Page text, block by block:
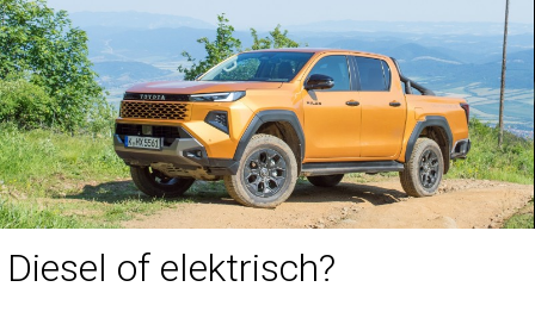
Diesel of elektrisch?